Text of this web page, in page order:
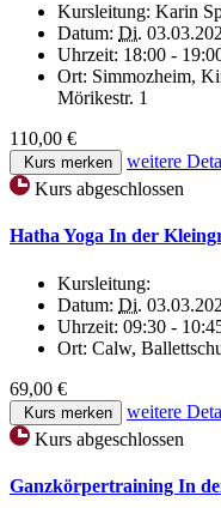
Kursleitung: Karin
Datum: Di.
Uhrzeit: 18:00 -
Ort: Simmozheim,
Mörikestr. 1
110,00 €
Kurs merken
weitere
Kurs abgeschlossen
Hatha Yoga In der
Kursleitung:
Datum: Di.
Uhrzeit: 09:30 -
Ort: Calw,
69,00 €
Kurs merken
weitere
Kurs abgeschlossen
Ganzkörpertraining In